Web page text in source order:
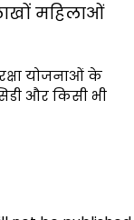
महिलाओं
योजनाओं के
और किसी भी